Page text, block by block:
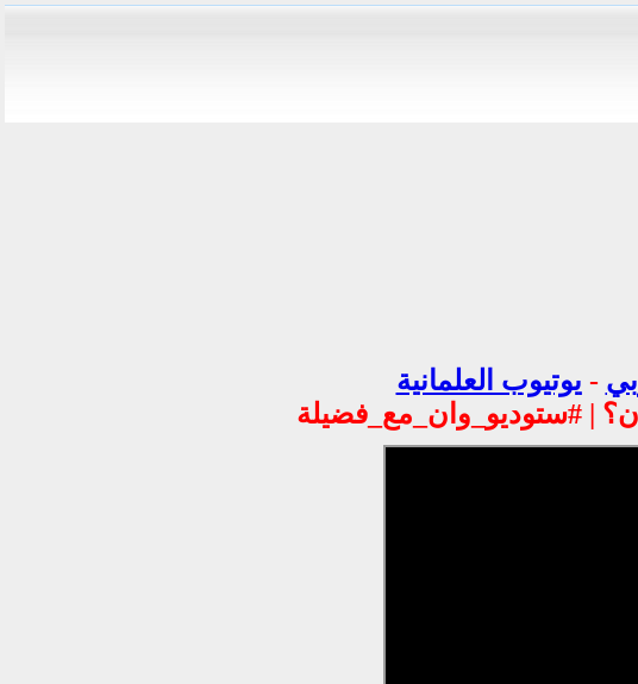
- يوتيوب العلمانية
| #ستوديو_وان_مع_فضيلة